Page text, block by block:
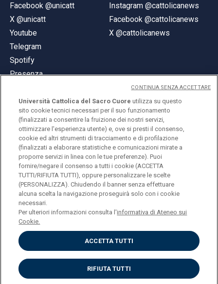
Facebook @unicatt
X @unicatt
Youtube
Telegram
Spotify
Presenza
Instagram @cattolicanews
Facebook @cattolicanews
X @cattolicanews
© Università Cattolica del Sacro Cuore
Largo A. Gemelli 1, 20123 Milano
PI 02133120150
ENGLISH
Privacy
Accessibilità
Cookies
Impostazione Cookies
Università Cattolica del Sacro Cuore utilizza su questo
sito cookie tecnici necessari per il suo funzionamento
(finalizzati a consentire la fruizione dei nostri servizi,
ottimizzare l'esperienza utente) e, ove si presti il consenso,
cookie ed altri strumenti di tracciamento e di profilazione
(finalizzati a elaborare statistiche e comunicazioni mirate a
proporre servizi in linea con le tue preferenze). Puoi
fornire/negare il consenso a tutti i cookie (ACCETTA
TUTTI/RIFIUTA TUTTI), oppure personalizzare le scelte
(PERSONALIZZA). Chiudendo il banner senza effettuare
alcuna scelta la navigazione proseguirà solo con i cookie
necessari.
Per ulteriori informazioni consulta l'informativa di Ateneo sui
Cookie.
ACCETTA TUTTI
RIFIUTA TUTTI
CONTINUA SENZA ACCETTARE